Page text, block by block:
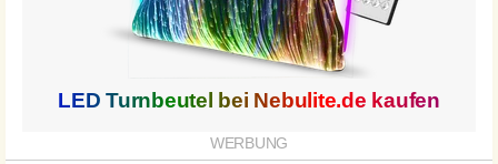
LED Turnbeutel bei Nebulite.de kaufen